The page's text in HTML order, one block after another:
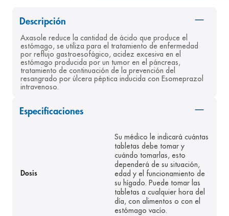
Descripción
Axasole reduce la cantidad de ácido que produce el
estómago, se utiliza para el tratamiento de enfermedad
por reflujo gastroesofágico, acidez excesiva en el
estómago producida por un tumor en el páncreas,
tratamiento de continuación de la prevención del
resangrado por úlcera péptica inducida con Esomeprazol
intravenoso.
Especificaciones
Dosis
Su médico le indicará cuántas
tabletas debe tomar y
cuándo tomarlas, esto
dependerá de su situación,
edad y el funcionamiento de
su hígado. Puede tomar las
tabletas a cualquier hora del
día, con alimentos o con el
estómago vacío.
6. shampoo
7. bioderma
8. panolini
9. pediasure